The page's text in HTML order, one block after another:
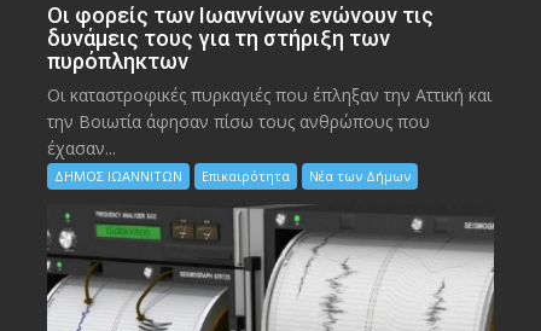
Οι φορείς των Ιωαννίνων ενώνουν τις
δυνάμεις τους για τη στήριξη των
πυρόπληκτων
Οι καταστροφικές πυρκαγιές που έπληξαν την Αττική και
την Bοιωτία άφησαν πίσω τους ανθρώπους που
έχασαν...
ΔΗΜΟΣ ΙΩΑΝΝΙΤΩΝ Επικαιρότητα Νέα των Δήμων